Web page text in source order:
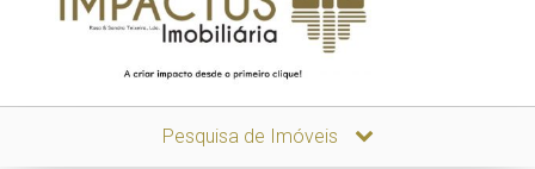
Pesquisa de Imóveis